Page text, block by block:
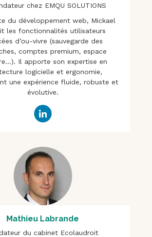
chez EMQU SOLUTIONS
du développement web, Mickael
les fonctionnalités utilisateurs
d’ou-vivre (sauvegarde des
comptes premium, espace
Il apporte son expertise en
logicielle et ergonomie,
une expérience fluide, robuste et
évolutive.
Mathieu Labrande
du cabinet Ecolaudroit